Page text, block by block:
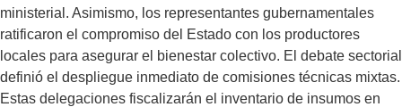
ministerial. Asimismo, los representantes gubernamentales
ratificaron el compromiso del Estado con los productores
locales para asegurar el bienestar colectivo. El debate sectorial
definió el despliegue inmediato de comisiones técnicas mixtas.
Estas delegaciones fiscalizarán el inventario de insumos en